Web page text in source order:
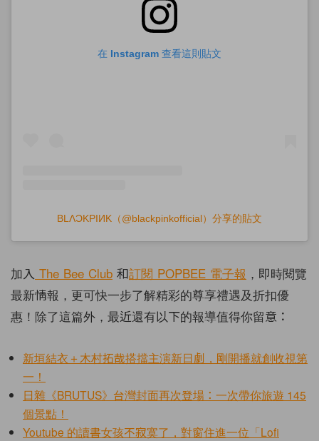
在 Instagram 查看這則貼文
BLΛƆKPIИK（@blackpinkofficial）分享的貼文
加入 The Bee Club 和訂閱 POPBEE 電子報 ，即時閱覽
最新情報，更可快一步了解精彩的尊享禮遇及折扣優
惠！除了這篇外，最近還有以下的報導值得你留意：
新垣結衣＋木村拓哉搭擋主演新日劇，剛開播就創收視第
一！
日雜《BRUTUS》台灣封面再次登場：一次帶你旅遊 145
個景點！
Youtube 的讀書女孩不寂寞了，對窗住進一位「Lofi